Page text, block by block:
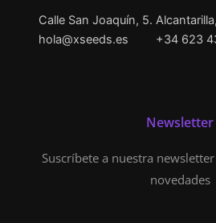
Calle San Joaquín, 5.
hola@xseeds.es
+34 623
Newsletter
Suscríbete a nuestra
novedades